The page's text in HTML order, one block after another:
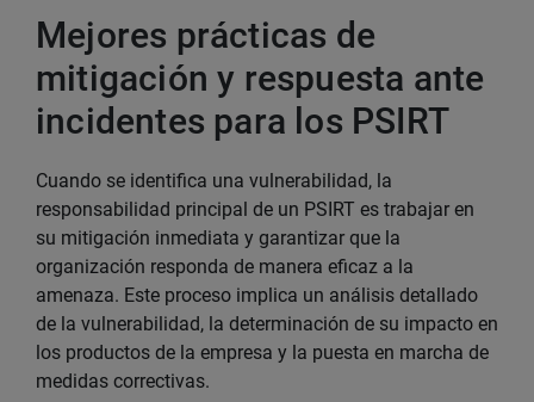
Mejores prácticas de
mitigación y respuesta ante
incidentes para los PSIRT
Cuando se identifica una vulnerabilidad, la
responsabilidad principal de un PSIRT es trabajar en
su mitigación inmediata y garantizar que la
organización responda de manera eficaz a la
amenaza. Este proceso implica un análisis detallado
de la vulnerabilidad, la determinación de su impacto en
los productos de la empresa y la puesta en marcha de
medidas correctivas.